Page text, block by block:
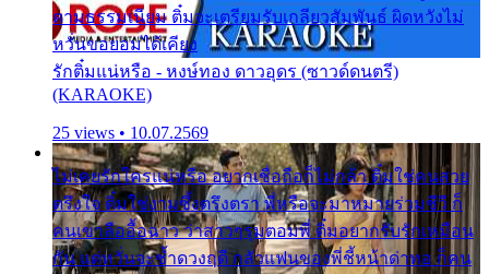
ตามธรรมเนียม ติ๋มจะเตรียมรับเกลียวสัมพันธ์ ผิดหวังไม่
หวั่นขอยอมได้เคียง
รักติ๋มแน่หรือ - หงษ์ทอง ดาวอุดร (ซาวด์ดนตรี)
(KARAOKE)
25 views • 10.07.2569
ไม่เคยรักใครแน่หรือ อยากเชื่อถือก็ไม่กล้า ติ๋มใช่คนสวย
ตรึงใจ ติ๋มใช่งามซึ้งตรึงตรา พี่หรือจะมาหมายร่วมชีวี ก็
คนเขาลืออื้อฉาว ว่าสาวๆรุมตอมพี่ ติ๋มอยากรับรักเหมือน
กัน แต่หวั่นจะช้ำดวงฤดี กลัวแฟนของพี่ชี้หน้าด่าทอ ก็คน